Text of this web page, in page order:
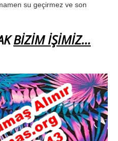
su geçirmez ve son
BİZİM İŞİMİZ…